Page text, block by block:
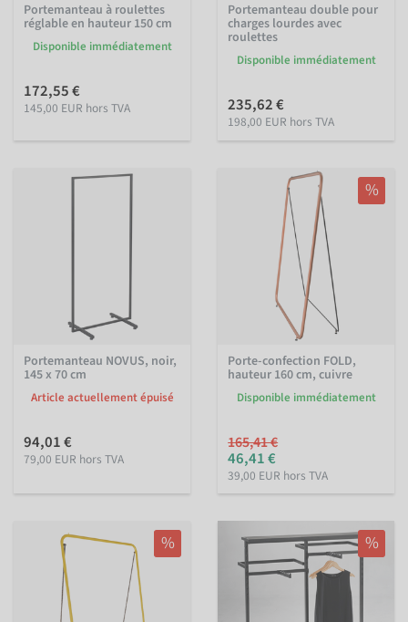
Portemanteau à roulettes
réglable en hauteur 150 cm
Disponible immédiatement
172,55 €
145,00 EUR hors TVA
Portemanteau double pour
charges lourdes avec
roulettes
Disponible immédiatement
235,62 €
198,00 EUR hors TVA
Portemanteau NOVUS, noir,
145 x 70 cm
Article actuellement épuisé
94,01 €
79,00 EUR hors TVA
%
Porte-confection FOLD,
hauteur 160 cm, cuivre
Disponible immédiatement
165,41 €
46,41 €
39,00 EUR hors TVA
% %